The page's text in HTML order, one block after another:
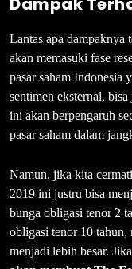
Lantas apa dampaknya
akan memasuki fase
pasar saham Indonesia
sentimen eksternal,
ini akan berpengaruh
pasar saham dalam
Namun, jika kita
2019 ini justru bisa
bunga obligasi tenor 2
obligasi tenor 10 tahun,
menjadi lebih besar.